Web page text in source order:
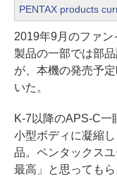
PENTAX products
2019年9月のファ
製品の一部では部
が、本機の発売予
いた。
K-7以降のAPS-C一
小型ボディに凝縮
品。ペンタックス
最高」と思っても